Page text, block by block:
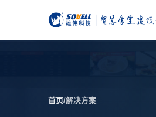
首页/解决方案